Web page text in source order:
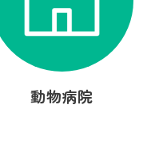
動物病院